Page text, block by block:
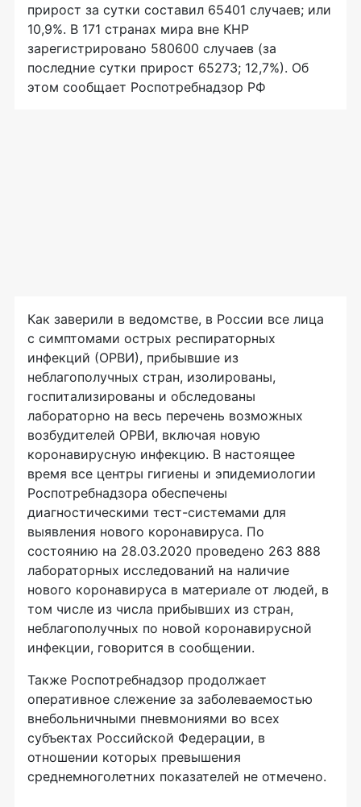
прирост за сутки составил 65401 случаев; или
10,9%. В 171 странах мира вне КНР
зарегистрировано 580600 случаев (за
последние сутки прирост 65273; 12,7%). Об
этом сообщает Роспотребнадзор РФ
Как заверили в ведомстве, в России все лица
с симптомами острых респираторных
инфекций (ОРВИ), прибывшие из
неблагополучных стран, изолированы,
госпитализированы и обследованы
лабораторно на весь перечень возможных
возбудителей ОРВИ, включая новую
коронавирусную инфекцию. В настоящее
время все центры гигиены и эпидемиологии
Роспотребнадзора обеспечены
диагностическими тест-системами для
выявления нового коронавируса. По
состоянию на 28.03.2020 проведено 263 888
лабораторных исследований на наличие
нового коронавируса в материале от людей, в
том числе из числа прибывших из стран,
неблагополучных по новой коронавирусной
инфекции, говорится в сообщении.
Также Роспотребнадзор продолжает
оперативное слежение за заболеваемостью
внебольничными пневмониями во всех
субъектах Российской Федерации, в
отношении которых превышения
среднемноголетних показателей не отмечено.